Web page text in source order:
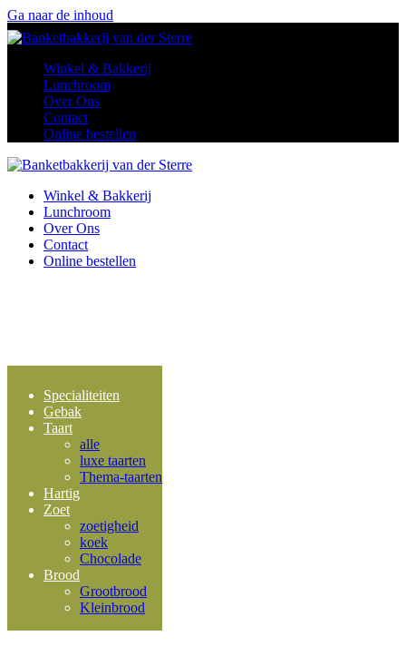
Ga naar de inhoud
Winkel & Bakkerij
Lunchroom
Over Ons
Contact
Online bestellen
Winkel & Bakkerij
Lunchroom
Over Ons
Contact
Online bestellen
Specialiteiten
Gebak
Taart
alle
luxe taarten
Thema-taarten
Hartig
Zoet
zoetigheid
koek
Chocolade
Brood
Grootbrood
Kleinbrood